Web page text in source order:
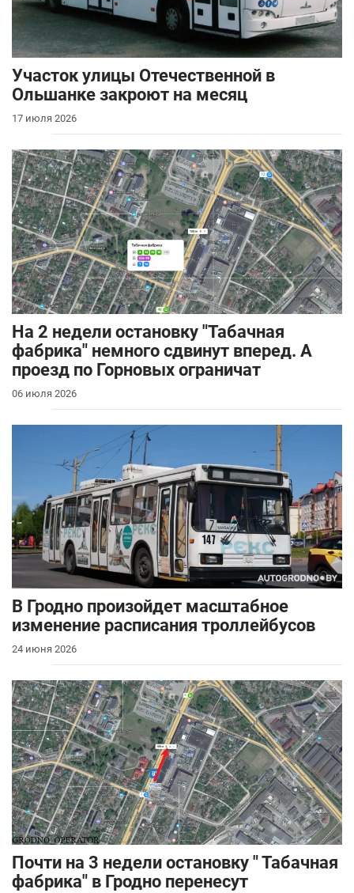
Участок улицы Отечественной в
Ольшанке закроют на месяц
17 июля 2026
На 2 недели остановку "Табачная
фабрика" немного сдвинут вперед. А
проезд по Горновых ограничат
06 июля 2026
В Гродно произойдет масштабное
изменение расписания троллейбусов
24 июня 2026
Почти на 3 недели остановку " Табачная
фабрика" в Гродно перенесут